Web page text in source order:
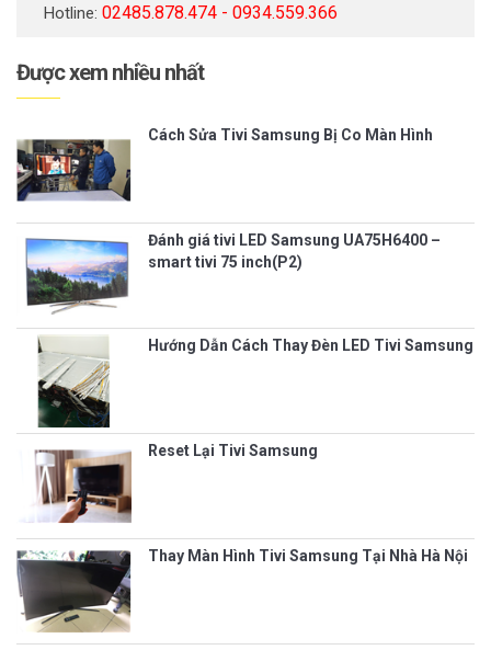
Hotline: 02485.878.474 - 0934.559.366
Được xem nhiều nhất
Cách Sửa Tivi Samsung Bị Co Màn Hình
Đánh giá tivi LED Samsung UA75H6400 –
smart tivi 75 inch(P2)
Hướng Dẫn Cách Thay Đèn LED Tivi Samsung
Reset Lại Tivi Samsung
Thay Màn Hình Tivi Samsung Tại Nhà Hà Nội